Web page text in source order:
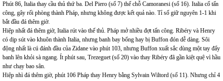
Phút 86, Italia thay cầu thủ thứ ba. Del Piero (số 7) thế chỗ Camoranesi (số 16). Italia cố tấn
công, gây rối phòng thành Pháp, nhưng không được kết quả nào. Tỉ số giữ nguyên 1-1 khi
bắt đầu đá thêm giờ.
Hiệp nhất đá thêm giờ, Italia rút vào thế thủ. Pháp mở nhiều đợt tấn công. Ribéry và Henry
có dịp sút vào khuôn thành Italia, nhưng banh bay bổng hay bị Buffon đón dễ dàng. Sôi
động nhất là cú đánh đầu của Zidane vào phút 103, nhưng Buffon xuất sắc dùng một tay đẩy
banh lên khỏi sà ngang. Ít phút sau, Trezeguet (số 20) vào thay Ribéry đã gần kiệt quệ vì hầu
như chạy bao sân.
Hiệp nhì đá thêm giờ, phút 106 Pháp thay Henry bằng Sylvain Wiltord (số 11). Nhưng chỉ 4